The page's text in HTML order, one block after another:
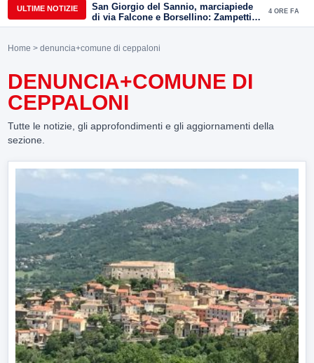
ULTIME NOTIZIE
San Giorgio del Sannio, marciapiede
di via Falcone e Borsellino: Zampetti e
Lombardi replicano alle polemiche
4 ORE FA
Home > denuncia+comune di ceppaloni
DENUNCIA+COMUNE DI
CEPPALONI
Tutte le notizie, gli approfondimenti e gli aggiornamenti della
sezione.